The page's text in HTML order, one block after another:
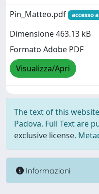
Pin_Matteo.pdf
accesso
Dimensione 463.13 kB
Formato Adobe PDF
Visualizza/Apri
The text of this
Padova. Full Text are
exclusive license.
Informazioni